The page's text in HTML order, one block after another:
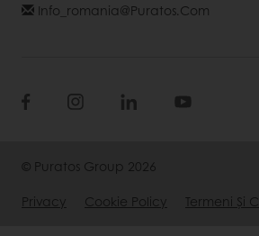
Info_romania@puratos.com
© Puratos Group 2026
Privacy
Cookie Policy Termeni Și